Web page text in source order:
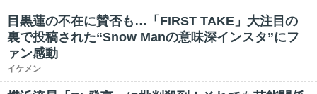
目黒蓮の不在に賛否も…「FIRST TAKE」大注目の
裏で投稿された“Snow Manの意味深インスタ”にフ
ァン感動
イケメン